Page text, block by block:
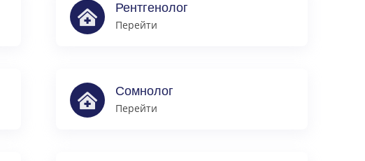
Рентгенолог
Перейти
Сомнолог
Перейти